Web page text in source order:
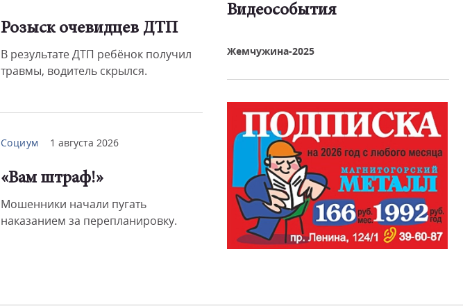
Розыск очевидцев ДТП
В результате ДТП ребёнок получил
травмы, водитель скрылся.
Социум 1 августа 2026
«Вам штраф!»
Мошенники начали пугать
наказанием за перепланировку.
Видеособытия
Смотреть видео
Жемчужина-2025